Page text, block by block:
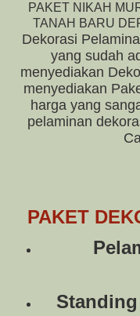
PAKET NIKAH
TANAH BARU
Dekorasi
yang sudah
menyediakan
menyediakan
harga yang
pelaminan
PAKET